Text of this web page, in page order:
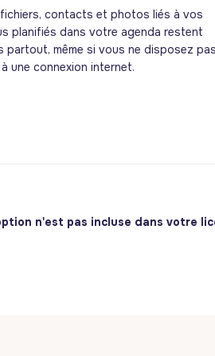
contacts et photos liés à vos
planifiés dans votre agenda restent
partout, même si vous ne disposez pas
une connexion internet.
n'est pas incluse dans votre